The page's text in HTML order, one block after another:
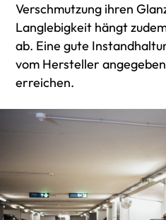
Verschmutzung ihren
Langlebigkeit hängt
ab. Eine gute
vom Hersteller
erreichen.